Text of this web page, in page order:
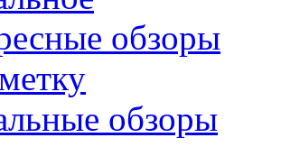
обзоры
обзоры